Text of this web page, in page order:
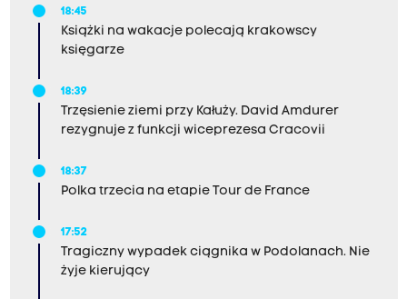
18:45
Książki na wakacje polecają krakowscy
księgarze
18:39
Trzęsienie ziemi przy Kałuży. David Amdurer
rezygnuje z funkcji wiceprezesa Cracovii
18:37
Polka trzecia na etapie Tour de France
17:52
Tragiczny wypadek ciągnika w Podolanach. Nie
żyje kierujący